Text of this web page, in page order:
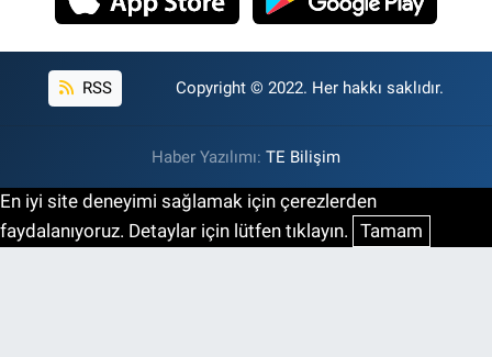
RSS Copyright © 2022. Her hakkı saklıdır.
Haber Yazılımı: TE Bilişim
En iyi site deneyimi sağlamak için çerezlerden
faydalanıyoruz. Detaylar için lütfen tıklayın. Tamam